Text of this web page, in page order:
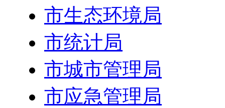
市生态环境局
市统计局
市城市管理局
市应急管理局